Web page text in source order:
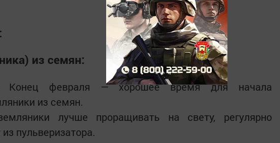
из семян:
Конец февраля — хорошее время для начала
из семян.
лучше проращивать на свету, регулярно
пульверизатора.